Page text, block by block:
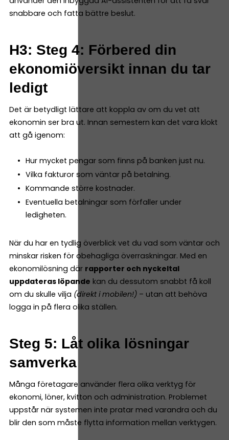
snabbare och fatta bättre beslut.
H3: Steg 4: Förbered din
ekonomiöversikt innan du tar
ledigt
Det är betydligt lättare att koppla av om du vet att
ekonomin ser bra ut. Innan semestern kan det vara klokt
att gå igenom:
Hur mycket pengar som finns på banken just nu.
Vilka fakturor som väntar på betalning.
Kommande större kostnader.
Eventuella betalningar som förfaller under
ledigheten.
När du har en tydlig överblick vet du vad som väntar och
minskar risken för obehagliga överraskningar. Med en
ekonomilösning där rapporter och nyckeltal
uppdateras löpande kan du dessutom snabbt få koll
om du skulle vilja (direkt i mobilen!) – utan att behöva
logga in på flera olika ställen.
Steg 5: Låt olika lösningar
samverka
Många företagare använder flera olika verktyg för
ekonomi, löner, kvitton och administration. Problemet
uppstår när systemen inte pratar med varandra och du
blir den som måste flytta information mellan verktygen.